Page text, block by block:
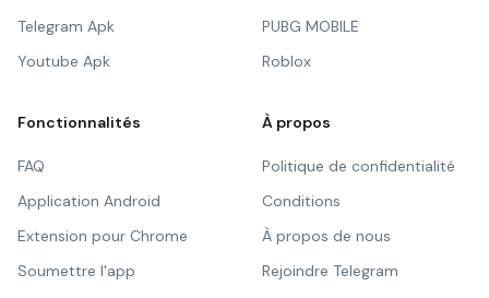
Telegram Apk
Youtube Apk
PUBG MOBILE
Roblox
Fonctionnalités
FAQ
Application Android
Extension pour Chrome
Soumettre l'app
À propos
Politique de confidentialité
Conditions
À propos de nous
Rejoindre Telegram